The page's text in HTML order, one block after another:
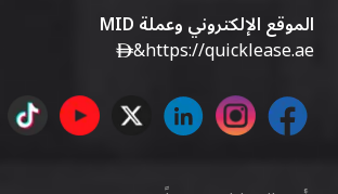
الموقع الإلكتروني وعملة MID
https://quicklease.ae
&